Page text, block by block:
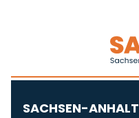
SACHSEN-ANHALT